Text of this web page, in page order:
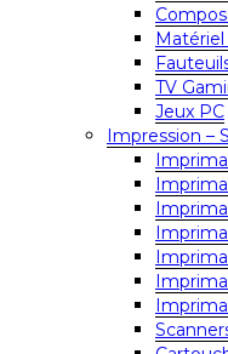
TV
Jeux PC
Impression –